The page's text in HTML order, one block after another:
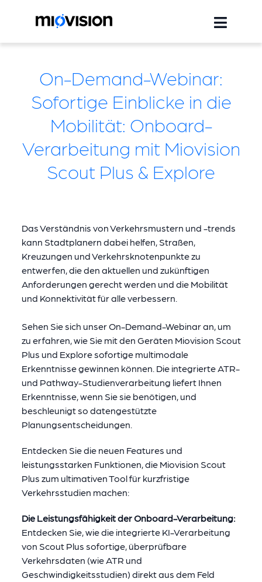
On-Demand-Webinar:
Sofortige Einblicke in die
Mobilität: Onboard-
Verarbeitung mit Miovision
Scout Plus & Explore
Das Verständnis von Verkehrsmustern und -trends
kann Stadtplanern dabei helfen, Straßen,
Kreuzungen und Verkehrsknotenpunkte zu
entwerfen, die den aktuellen und zukünftigen
Anforderungen gerecht werden und die Mobilität
und Konnektivität für alle verbessern.
Sehen Sie sich unser On-Demand-Webinar an, um
zu erfahren, wie Sie mit den Geräten Miovision Scout
Plus und Explore sofortige multimodale
Erkenntnisse gewinnen können. Die integrierte ATR-
und Pathway-Studienverarbeitung liefert Ihnen
Erkenntnisse, wenn Sie sie benötigen, und
beschleunigt so datengestützte
Planungsentscheidungen.
Entdecken Sie die neuen Features und
leistungsstarken Funktionen, die Miovision Scout
Plus zum ultimativen Tool für kurzfristige
Verkehrsstudien machen:
Die Leistungsfähigkeit der Onboard-Verarbeitung:
Entdecken Sie, wie die integrierte KI-Verarbeitung
von Scout Plus sofortige, überprüfbare
Verkehrsdaten (wie ATR und
Geschwindigkeitsstudien) direkt aus dem Feld